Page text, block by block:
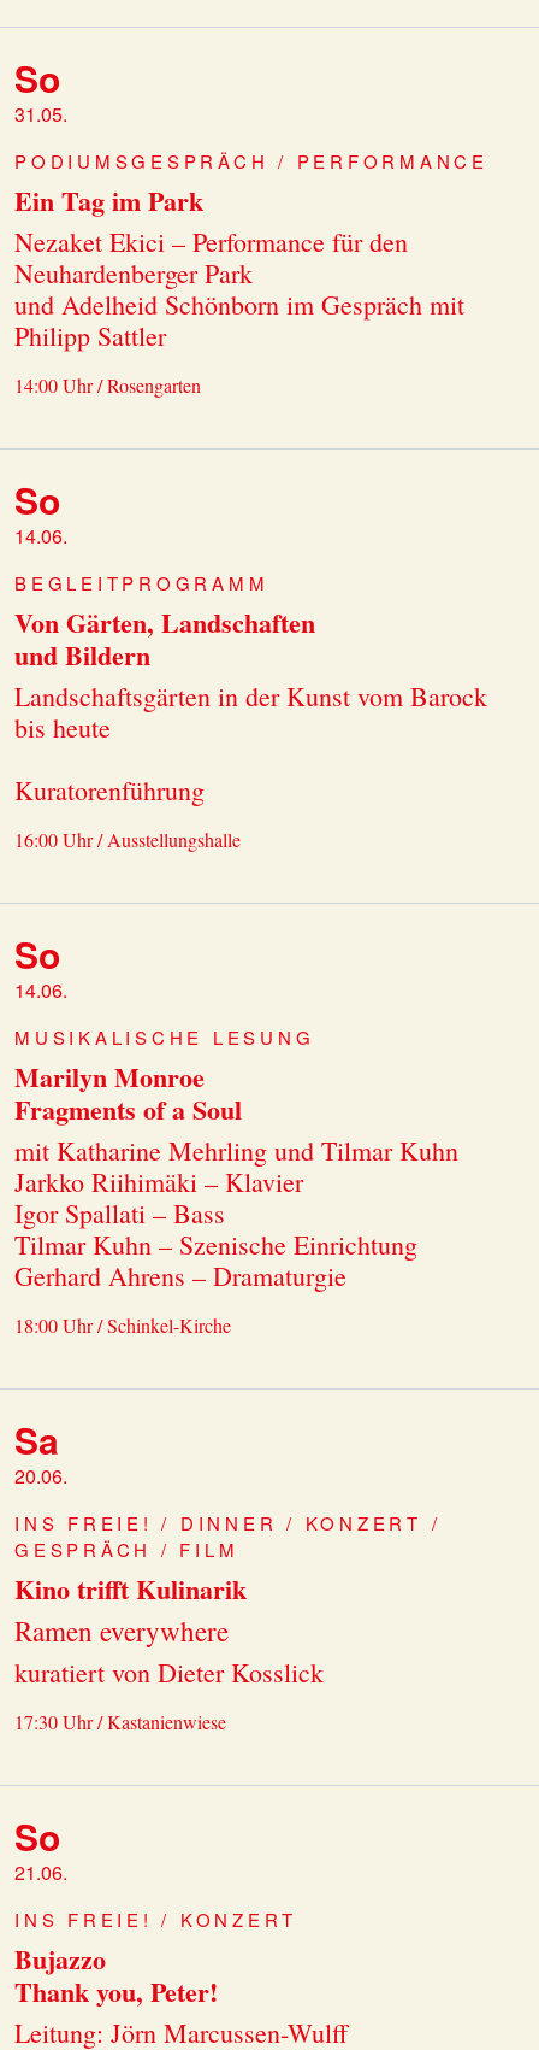
So
31.05.
PODIUMSGESPRÄCH / PERFORMANCE
Ein Tag im Park
Nezaket Ekici – Performance für den
Neuhardenberger Park
und Adelheid Schönborn im Gespräch mit
Philipp Sattler
14:00 Uhr / Rosengarten
So
14.06.
BEGLEITPROGRAMM
Von Gärten, Landschaften
und Bildern
Landschaftsgärten in der Kunst vom Barock
bis heute
Kuratorenführung
16:00 Uhr / Ausstellungshalle
So
14.06.
MUSIKALISCHE LESUNG
Marilyn Monroe
Fragments of a Soul
mit Katharine Mehrling und Tilmar Kuhn
Jarkko Riihimäki – Klavier
Igor Spallati – Bass
Tilmar Kuhn – Szenische Einrichtung
Gerhard Ahrens – Dramaturgie
18:00 Uhr / Schinkel-Kirche
Sa
20.06.
INS FREIE! / DINNER / KONZERT /
GESPRÄCH / FILM
Kino trifft Kulinarik
Ramen everywhere
kuratiert von Dieter Kosslick
17:30 Uhr / Kastanienwiese
So
21.06.
INS FREIE! / KONZERT
Bujazzo
Thank you, Peter!
Leitung: Jörn Marcussen-Wulff